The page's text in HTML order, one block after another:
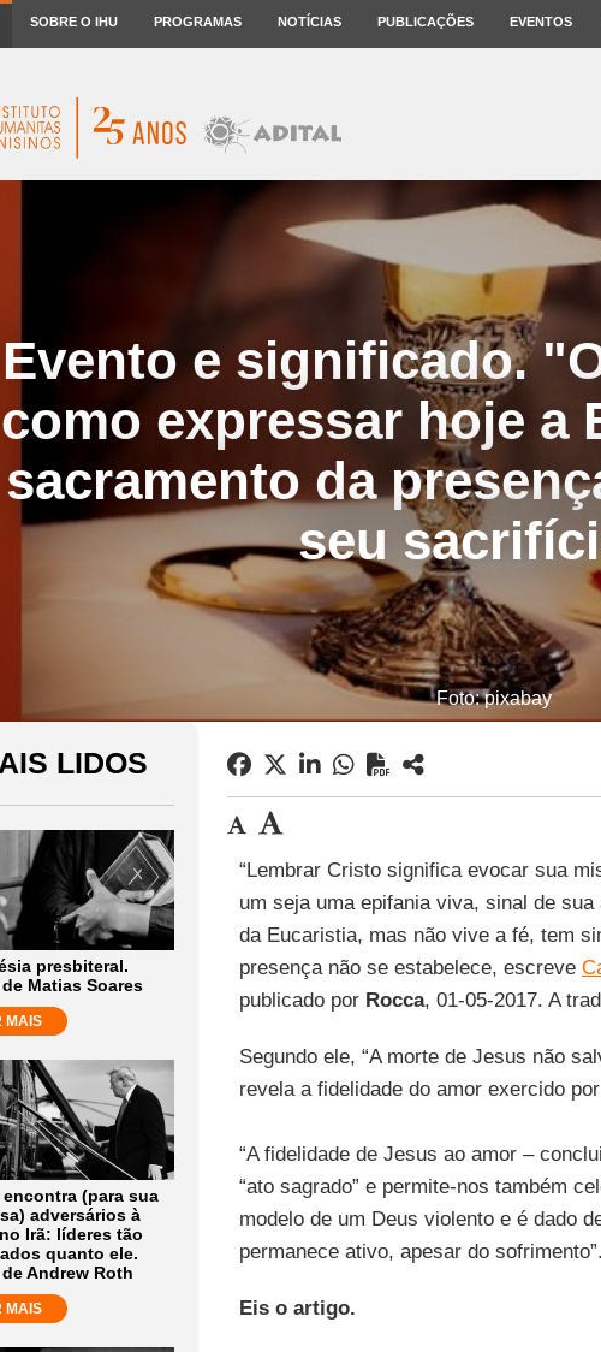
SOBRE O IHU PROGRAMAS NOTÍCIAS PUBLICAÇÕES EVENTOS
Evento e significado.
como expressar hoje a
sacramento da
seu
Foto: pixabay
LIDOS
presbiteral.
Matias Soares
MAIS
encontra (para sua
adversários à
Irã: líderes tão
quanto ele.
Andrew Roth
MAIS
“Lembrar Cristo significa evocar sua
um seja uma epifania viva, sinal de
da Eucaristia, mas não vive a fé, tem
presença não se estabelece, escreve
publicado por Rocca, 01-05-2017. A
Segundo ele, “A morte de Jesus não
revela a fidelidade do amor exercido
“A fidelidade de Jesus ao amor –
“ato sagrado” e permite-nos também
modelo de um Deus violento e é dado
permanece ativo, apesar do sofrimento”.
Eis o artigo.